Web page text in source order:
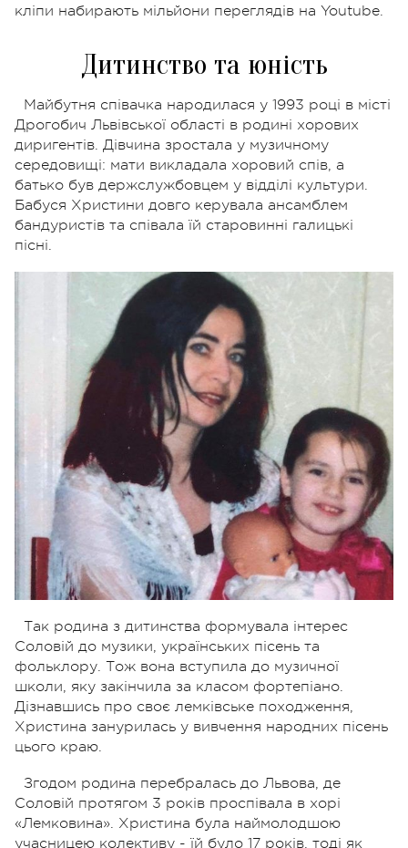
кліпи набирають мільйони переглядів на Youtube.
Дитинство та юність
Майбутня співачка народилася у 1993 році в місті
Дрогобич Львівської області в родині хорових
диригентів. Дівчина зростала у музичному
середовищі: мати викладала хоровий спів, а
батько був держслужбовцем у відділі культури.
Бабуся Христини довго керувала ансамблем
бандуристів та співала їй старовинні галицькі
пісні.
Так родина з дитинства формувала інтерес
Соловій до музики, українських пісень та
фольклору. Тож вона вступила до музичної
школи, яку закінчила за класом фортепіано.
Дізнавшись про своє лемківське походження,
Христина занурилась у вивчення народних пісень
цього краю.
Згодом родина перебралась до Львова, де
Соловій протягом 3 років проспівала в хорі
«Лемковина». Христина була наймолодшою
учасницею колективу - їй було 17 років, тоді як